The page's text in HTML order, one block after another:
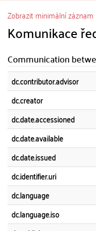
Zobrazit minimální záznam
Komunikace
Communication
dc.contributor.advisor
dc.creator
dc.date.accessioned
dc.date.available
dc.date.issued
dc.identifier.uri
dc.language
dc.language.iso